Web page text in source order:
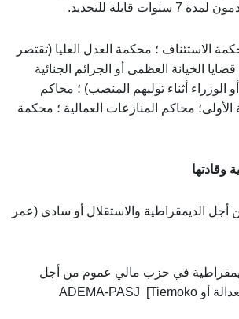
قابلة للتجديد.
الاستئناف ؛ محكمة العدل العليا (تقتصر
قضايا الخيانة العظمى أو الجرائم الجنائية
الوزراء أثناء توليهم المنصب) ؛ محاكم
محاكم المنازعات العمالية ؛ محكمة
أجل الديمقراطية والاستقلال أو سادي (عمر
في حزب مالي عموم من أجل
الحرية والتضامن والعدالة أو ADEMA-PASJ [Tiemoko